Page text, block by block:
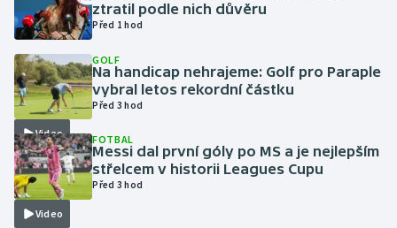
Motorsport
Olympijské hry
Parasport
Plavání
Plážový volejbal
ztratil podle nich důvěru
Před 1 hod
Video
GOLF
Na handicap nehrajeme: Golf pro Paraple
vybral letos rekordní částku
Před 3 hod
Video
FOTBAL
Messi dal první góly po MS a je nejlepším
střelcem v historii Leagues Cupu
Před 3 hod